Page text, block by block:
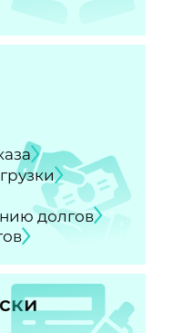
долгов